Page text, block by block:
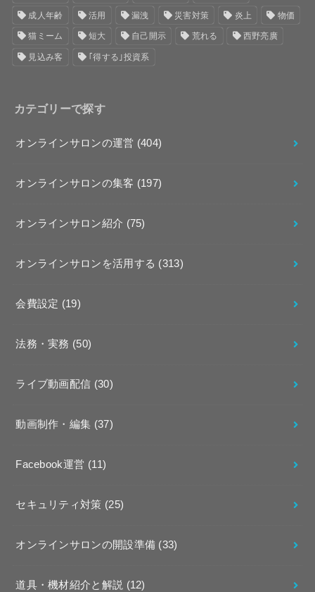
成人年齢 活用 漏洩 災害対策 炎上 物価
猫ミーム 短大 自己開示 荒れる 西野亮廣
見込み客 ｢得する｣投資系
カテゴリーで探す
オンラインサロンの運営 (404)
オンラインサロンの集客 (197)
オンラインサロン紹介 (75)
オンラインサロンを活用する (313)
会費設定 (19)
法務・実務 (50)
ライブ動画配信 (30)
動画制作・編集 (37)
Facebook運営 (11)
セキュリティ対策 (25)
オンラインサロンの開設準備 (33)
道具・機材紹介と解説 (12)